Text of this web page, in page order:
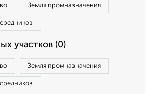
Земля промназначения
участков (0)
Земля промназначения